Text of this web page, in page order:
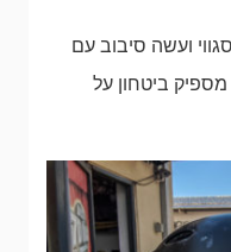
ועשה סיבוב עם
ביטחון על